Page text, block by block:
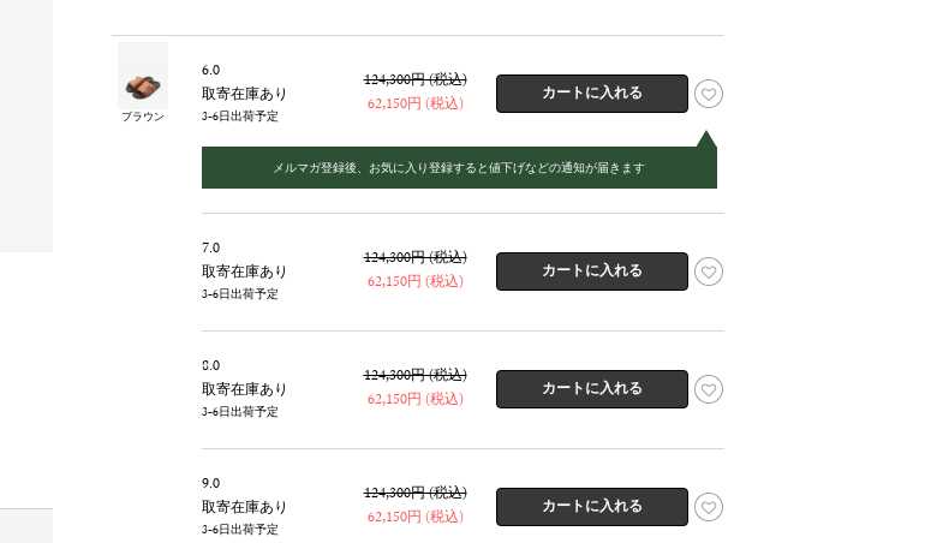
ブラウン
6.0
取寄在庫あり
3-6日出荷予定
124,300円 (税込)
62,150円 (税込)
メルマガ登録後、お気に入り登録すると値下げなどの通知が届きます
7.0
取寄在庫あり
3-6日出荷予定
124,300円 (税込)
62,150円 (税込)
8.0
取寄在庫あり
3-6日出荷予定
124,300円 (税込)
62,150円 (税込)
9.0
取寄在庫あり
3-6日出荷予定
124,300円 (税込)
62,150円 (税込)